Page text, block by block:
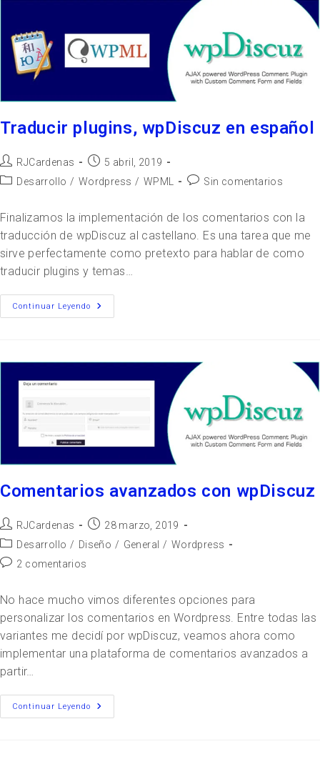
Traducir plugins, wpDiscuz en español
RJCardenas
5 abril, 2019
Desarrollo / Wordpress / WPML Sin comentarios
Finalizamos la implementación de los comentarios con la
traducción de wpDiscuz al castellano. Es una tarea que me
sirve perfectamente como pretexto para hablar de como
traducir plugins y temas…
Continuar Leyendo
Comentarios avanzados con wpDiscuz
RJCardenas
28 marzo, 2019
Desarrollo / Diseño / General / Wordpress
2 comentarios
No hace mucho vimos diferentes opciones para
personalizar los comentarios en Wordpress. Entre todas las
variantes me decidí por wpDiscuz, veamos ahora como
implementar una plataforma de comentarios avanzados a
partir…
Continuar Leyendo